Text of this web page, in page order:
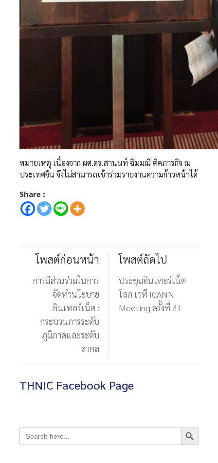
หมายเหตุ เนื่องจาก ผศ.ดร.สานนท์ ฉิมมณี ติดภารกิจ ณ
ประเทศจีน จึงไม่สามารถเข้าร่วมรายงานความก้าวหน้าได้
Share :
โพสต์ก่อนหน้า
การมีส่วนร่วมในการ
จัดทำนโยบาย
อินเทอร์เน็ต :
กระบวนการระดับ
ภูมิภาคและระดับ
สากล
โพสต์ถัดไป
ประชุมอินเทอร์เน็ต
โลก เวที ICANN
Meeting ครั้งที่ 41
THNIC Facebook Page
Search
for:
Search Button